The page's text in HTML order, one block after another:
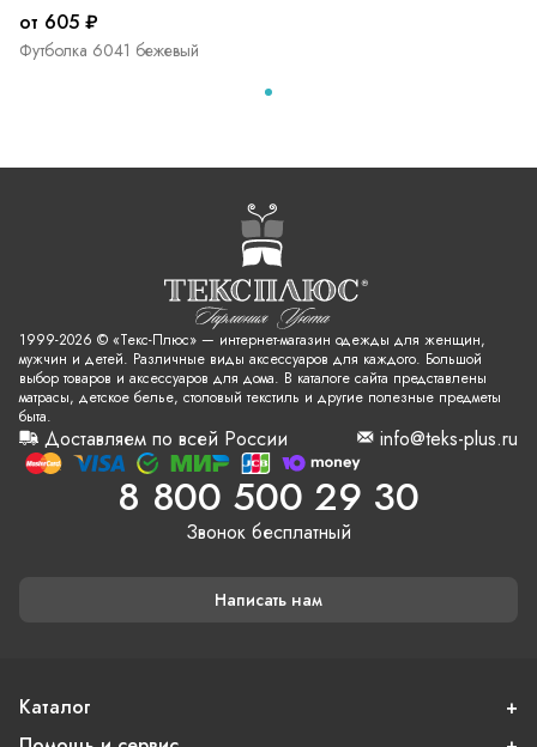
от 605 ₽
Футболка 6041 бежевый
1999-2026 © «Текс-Плюс» — интернет-магазин одежды для женщин,
мужчин и детей. Различные виды аксессуаров для каждого. Большой
выбор товаров и аксессуаров для дома. В каталоге сайта представлены
матрасы, детское белье, столовый текстиль и другие полезные предметы
быта.
Доставляем по всей России info@teks-plus.ru
8 800 500 29 30
Звонок бесплатный
Написать нам
Каталог